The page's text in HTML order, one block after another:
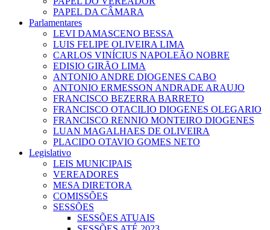
PAPEL DA CÂMARA
Parlamentares
LEVI DAMASCENO BESSA
LUIS FELIPE OLIVEIRA LIMA
CARLOS VINÍCIUS NAPOLEÃO NOBRE
EDISIO GIRÃO LIMA
ANTONIO ANDRE DIOGENES CABO
ANTONIO ERMESSON ANDRADE ARAUJO
FRANCISCO BEZERRA BARRETO
FRANCISCO OTACILIO DIOGENES OLEGARIO
FRANCISCO RENNIO MONTEIRO DIOGENES
LUAN MAGALHAES DE OLIVEIRA
PLACIDO OTAVIO GOMES NETO
Legislativo
LEIS MUNICIPAIS
VEREADORES
MESA DIRETORA
COMISSÕES
SESSÕES
SESSÕES ATUAIS